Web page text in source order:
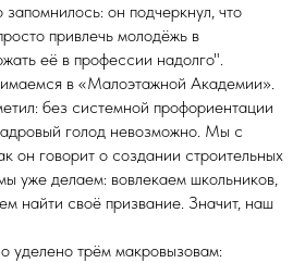
он подчеркнул, что
привлечь молодёжь в
её в профессии надолго".
в «Малоэтажной Академии».
без системной профориентации
голод невозможно. Мы с
он говорит о создании строительных
уже делаем: вовлекаем школьников,
найти своё призвание. Значит, наш
уделено трём макровызовам: